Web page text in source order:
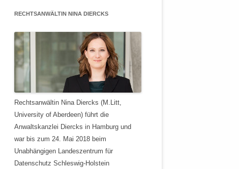
RECHTSANWÄLTIN NINA DIERCKS
Rechtsanwältin Nina Diercks (M.Litt,
University of Aberdeen) führt die
Anwaltskanzlei Diercks in Hamburg und
war bis zum 24. Mai 2018 beim
Unabhängigen Landeszentrum für
Datenschutz Schleswig-Holstein